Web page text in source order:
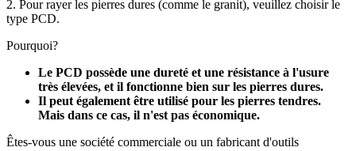
2. Pour rayer les pierres dures (comme le granit), veuillez choisir le
type PCD.
Pourquoi?
Le PCD possède une dureté et une résistance à l'usure
très élevées, et il fonctionne bien sur les pierres dures.
Il peut également être utilisé pour les pierres tendres.
Mais dans ce cas, il n'est pas économique.
Êtes-vous une société commerciale ou un fabricant d'outils